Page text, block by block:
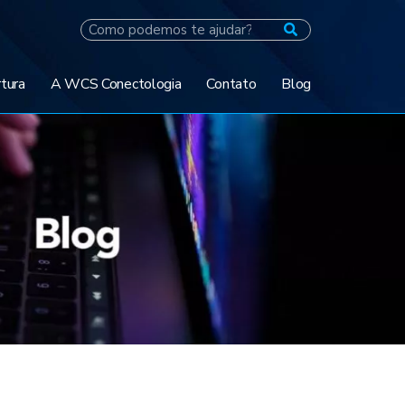
A WCS Conectologia Contato Blog